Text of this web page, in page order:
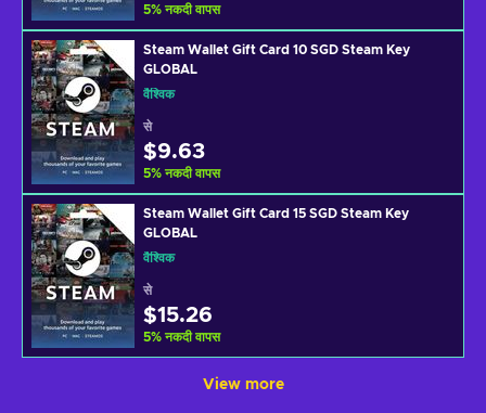
5% नकदी वापस
Steam Wallet Gift Card 10 SGD Steam Key
GLOBAL
वैश्विक
से
$9.63
5% नकदी वापस
Steam Wallet Gift Card 15 SGD Steam Key
GLOBAL
वैश्विक
से
$15.26
5% नकदी वापस
View more